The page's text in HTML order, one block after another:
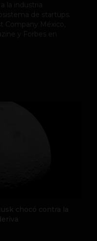
la industria
de startups.
Company México,
y Forbes en
chocó contra la